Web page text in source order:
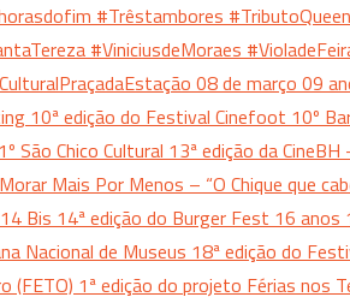
#Trêstambores #TributoQueen
#ViniciusdeMoraes
08 de março 09
10ª edição do Festival Cinefoot 10º
São Chico Cultural 13ª edição da
Mais Por Menos – “O Chique que
14 Bis 14ª edição do Burger Fest 16 anos
Nacional de Museus 18ª edição do
(FETO) 1ª edição do projeto Férias nos